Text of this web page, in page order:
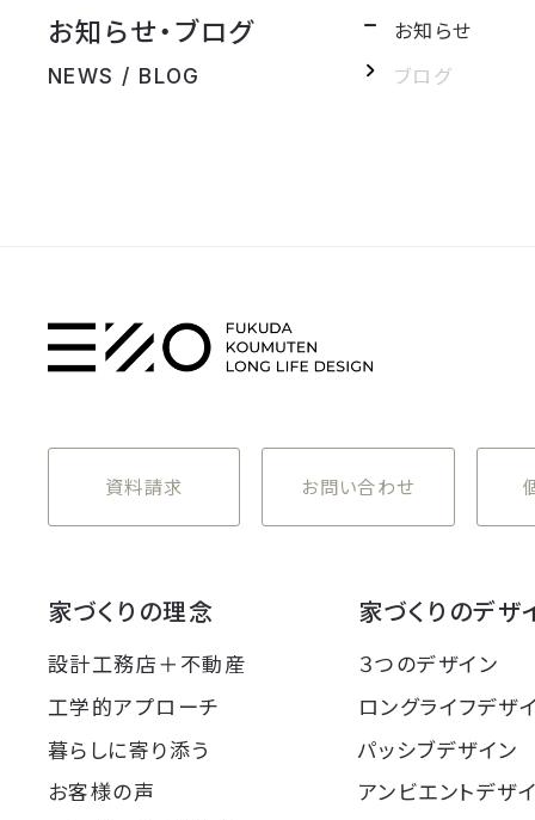
お知らせ・ブログ
NEWS / BLOG
お知らせ
ブログ
資料請求 お問い合わせ
家づくりの理念
設計工務店＋不動産
工学的アプローチ
暮らしに寄り添う
お客様の声
家づくりのデザ
３つのデザイン
ロングライフデザ
パッシブデザイン
アンビエントデザ